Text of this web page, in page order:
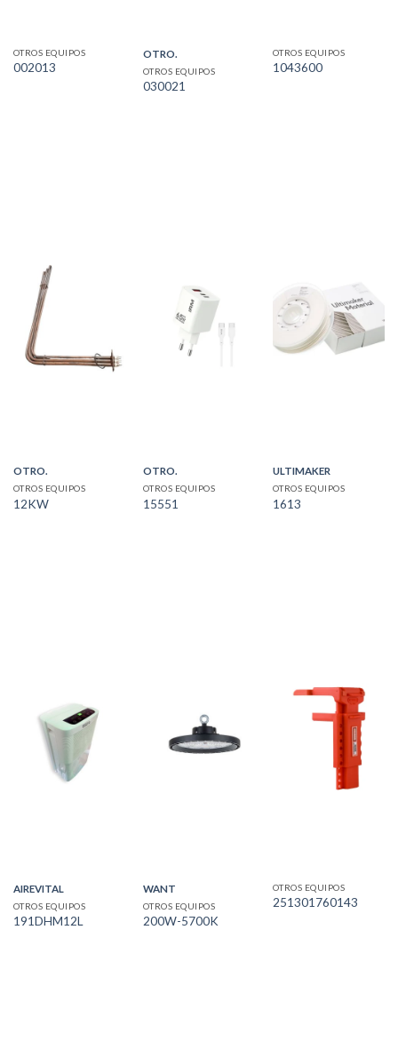
OTROS EQUIPOS
002013
OTRO.
OTROS EQUIPOS
030021
OTROS EQUIPOS
1043600
OTRO.
OTROS EQUIPOS
12KW
OTRO.
OTROS EQUIPOS
15551
ULTIMAKER
OTROS EQUIPOS
1613
AIREVITAL
OTROS EQUIPOS
191DHM12L
WANT
OTROS EQUIPOS
200W-5700K
OTROS EQUIPOS
251301760143